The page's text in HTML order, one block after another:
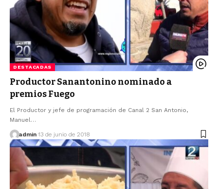
DESTACADAS
Productor Sanantonino nominado a
premios Fuego
El Productor y jefe de programación de Canal 2 San Antonio,
Manuel…
admin 13 de junio de 2018